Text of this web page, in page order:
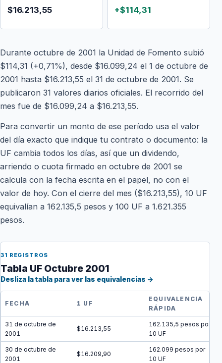
$16.213,55 +$114,31
Durante octubre de 2001 la Unidad de Fomento subió
$114,31 (+0,71%), desde $16.099,24 el 1 de octubre de
2001 hasta $16.213,55 el 31 de octubre de 2001. Se
publicaron 31 valores diarios oficiales. El recorrido del
mes fue de $16.099,24 a $16.213,55.
Para convertir un monto de ese período usa el valor
del día exacto que indique tu contrato o documento: la
UF cambia todos los días, así que un dividendo,
arriendo o cuota firmado en octubre de 2001 se
calcula con la fecha escrita en el papel, no con el
valor de hoy. Con el cierre del mes ($16.213,55), 10 UF
equivalían a 162.135,5 pesos y 100 UF a 1.621.355
pesos.
31 REGISTROS
Tabla UF Octubre 2001
Desliza la tabla para ver las equivalencias →
FECHA 1 UF
EQUIVALENCIA
RÁPIDA
31 de octubre de
2001
$16.213,55
162.135,5 pesos por
10 UF
30 de octubre de
2001
$16.209,90
162.099 pesos por
10 UF